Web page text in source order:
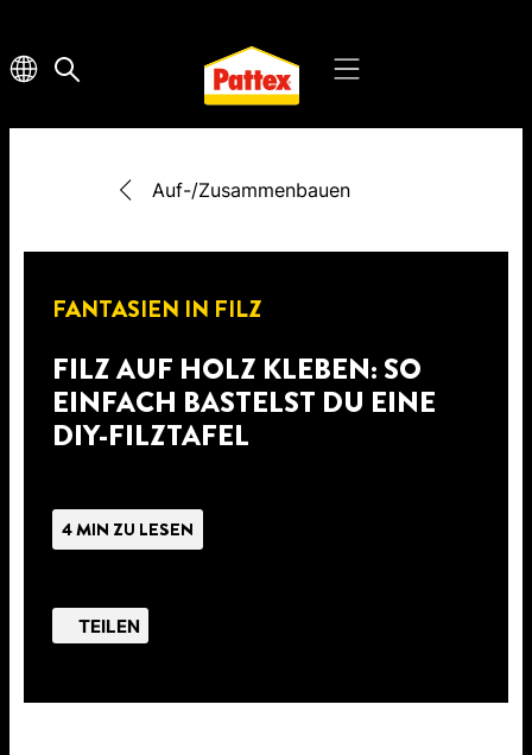
Auf-/Zusammenbauen
FANTASIEN IN FILZ
FILZ AUF HOLZ KLEBEN: SO
EINFACH BASTELST DU EINE
DIY-FILZTAFEL
4 MIN ZU LESEN
TEILEN